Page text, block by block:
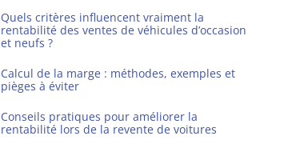
Quels critères influencent vraiment la
rentabilité des ventes de véhicules d’occasion
et neufs ?
Calcul de la marge : méthodes, exemples et
pièges à éviter
Conseils pratiques pour améliorer la
rentabilité lors de la revente de voitures